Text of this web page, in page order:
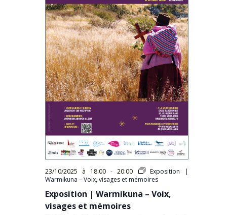
23/10/2025 à 18:00-20:00
Exposition |
Warmikuna – Voix, visages et mémoires
Exposition | Warmikuna – Voix,
visages et mémoires